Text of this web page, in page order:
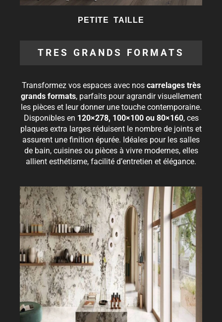
PETITE TAILLE
TRES GRANDS FORMATS
Transformez vos espaces avec nos carrelages très
grands formats, parfaits pour agrandir visuellement
les pièces et leur donner une touche contemporaine.
Disponibles en 120×278, 100×100 ou 80×160, ces
plaques extra larges réduisent le nombre de joints et
assurent une finition épurée. Idéales pour les salles
de bain, cuisines ou pièces à vivre modernes, elles
allient esthétisme, facilité d’entretien et élégance.